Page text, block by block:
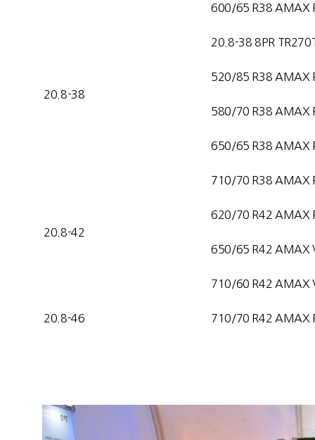
600/65 R38 AMAX
20.8-38
20.8-38 8PR
520/85 R38 AMAX
580/70 R38 AMAX
650/65 R38 AMAX
20.8-42
710/70 R38 AMAX
620/70 R42 AMAX
650/65 R42 AMAX
710/60 R42 AMAX
20.8-46 710/70 R42 AMAX